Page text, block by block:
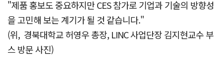
"제품 홍보도 중요하지만 CES 참가로 기업과 기술의 방향성
을 고민해 보는 계기가 될 것 같습니다."
(위, 경북대학교 허영우 총장, LINC 사업단장 김지현교수 부
스 방문 사진)